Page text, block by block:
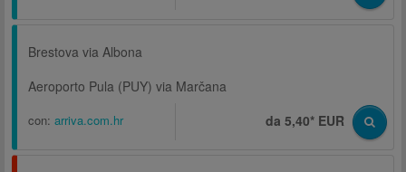
Brestova via Albona
Aeroporto Pula (PUY) via Marčana
con: arriva.com.hr da 5,40* EUR